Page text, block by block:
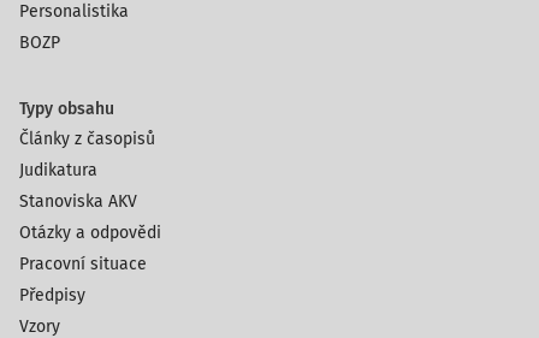
Personalistika
BOZP
Typy obsahu
Články z časopisů
Judikatura
Stanoviska AKV
Otázky a odpovědi
Pracovní situace
Předpisy
Vzory